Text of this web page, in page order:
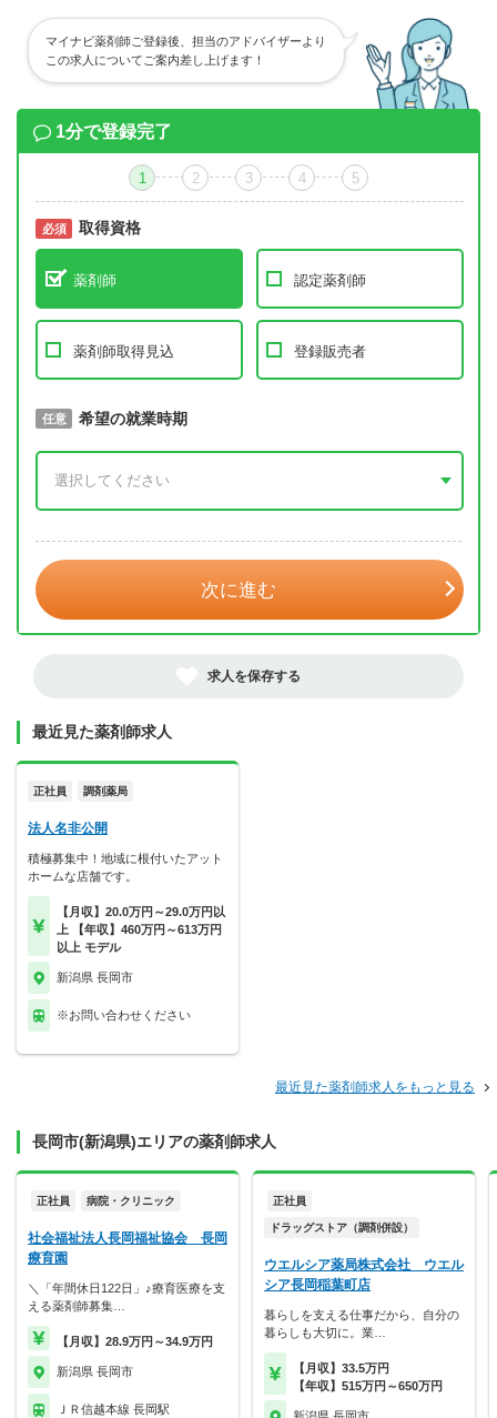
マイナビ薬剤師ご登録後、担当のアドバイザーより
この求人についてご案内差し上げます！
1分で登録完了
1 2 3 4 5
必須 取得資格
薬剤師 認定薬剤師
薬剤師取得見込 登録販売者
必須 取得予定年
任意 希望の就業時期
次に進む
求人を保存する
最近見た薬剤師求人
正社員 調剤薬局
法人名非公開
積極募集中！地域に根付いたアット
ホームな店舗です。
【月収】20.0万円～29.0万円以
上 【年収】460万円～613万円
以上 モデル
新潟県 長岡市
※お問い合わせください
最近見た薬剤師求人をもっと見る
長岡市(新潟県)エリアの薬剤師求人
正社員 病院・クリニック
社会福祉法人長岡福祉協会 長岡
療育園
＼「年間休日122日」♪療育医療を支
える薬剤師募集…
【月収】28.9万円～34.9万円
新潟県 長岡市
ＪＲ信越本線 長岡駅
正社員
ドラッグストア（調剤併設）
ウエルシア薬局株式会社 ウエル
シア長岡稲葉町店
暮らしを支える仕事だから、自分の
暮らしも大切に。業…
【月収】33.5万円
【年収】515万円～650万円